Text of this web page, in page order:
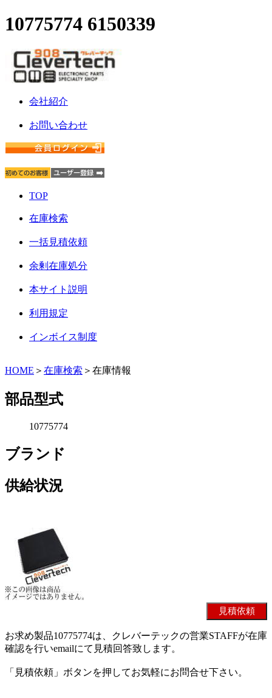
10775774 6150339
会社紹介
お問い合わせ
TOP
在庫検索
一括見積依頼
余剰在庫処分
本サイト説明
利用規定
インボイス制度
HOME ＞ 在庫検索 ＞在庫情報
部品型式
10775774
ブランド
供給状況
お求め製品10775774は、クレバーテックの営業STAFFが在庫
確認を行いemailにて見積回答致します。
「見積依頼」ボタンを押してお気軽にお問合せ下さい。